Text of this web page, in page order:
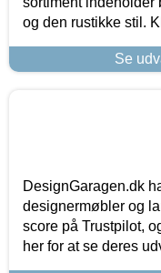
og den rustikke stil.
Se
DesignGaragen.dk
designermøbler og
score på Trustpilot,
her for at se deres